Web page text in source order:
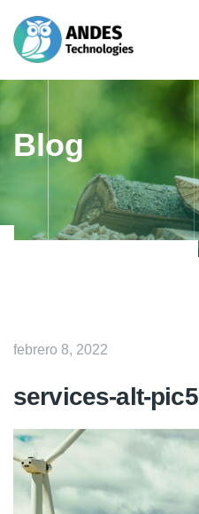
Blog
febrero 8, 2022
services-alt-pic5